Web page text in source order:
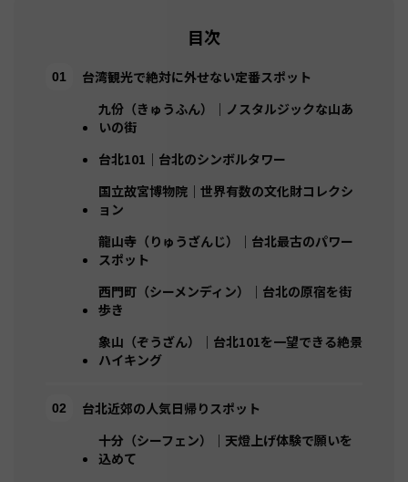
目次
台湾観光で絶対に外せない定番スポット
九份（きゅうふん）｜ノスタルジックな山あ
いの街
台北101｜台北のシンボルタワー
国立故宮博物院｜世界有数の文化財コレクシ
ョン
龍山寺（りゅうざんじ）｜台北最古のパワー
スポット
西門町（シーメンディン）｜台北の原宿を街
歩き
象山（ぞうざん）｜台北101を一望できる絶景
ハイキング
台北近郊の人気日帰りスポット
十分（シーフェン）｜天燈上げ体験で願いを
込めて